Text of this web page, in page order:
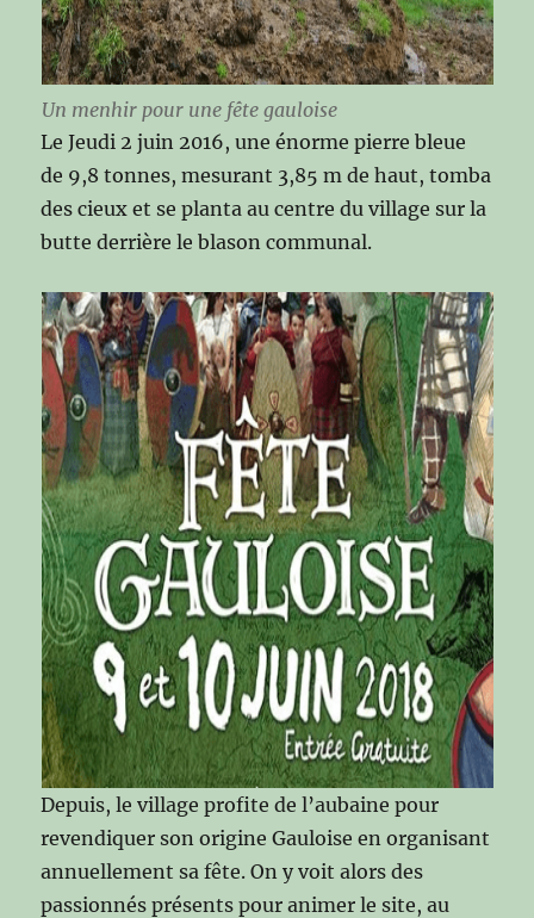
Un menhir pour une fête gauloise
Le Jeudi 2 juin 2016, une énorme pierre bleue
de 9,8 tonnes, mesurant 3,85 m de haut, tomba
des cieux et se planta au centre du village sur la
butte derrière le blason communal.
Depuis, le village profite de l’aubaine pour
revendiquer son origine Gauloise en organisant
annuellement sa fête. On y voit alors des
passionnés présents pour animer le site, au